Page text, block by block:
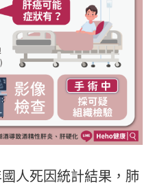
人死因統計結果，肺